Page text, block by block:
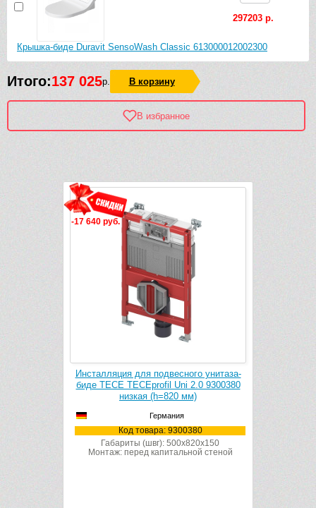
Крышка-биде Duravit SensoWash Classic 613000012002300
297203 р.
Итого:137 025р. В корзину
В избранное
-17 640 руб.
Инсталляция для подвесного унитаза-
биде TECE TECEprofil Uni 2.0 9300380
низкая (h=820 мм)
Германия
Код товара: 9300380
Габариты (швг): 500x820x150
Монтаж: перед капитальной стеной